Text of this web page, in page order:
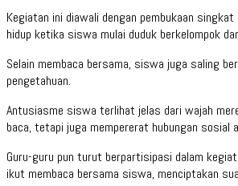
Kegiatan ini diawali dengan pembukaan
hidup ketika siswa mulai duduk berkelompok
Selain membaca bersama, siswa juga saling
pengetahuan.
Antusiasme siswa terlihat jelas dari wajah
baca, tetapi juga mempererat hubungan sosial
Guru-guru pun turut berpartisipasi dalam
ikut membaca bersama siswa, menciptakan